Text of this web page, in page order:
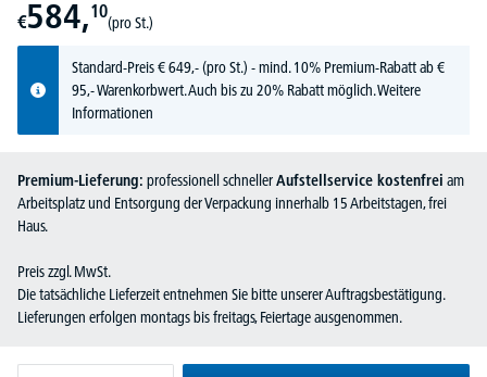
€584,10
(pro St.)
Standard-Preis€649,-(pro St.) - mind. 10% Premium-Rabatt ab €
95,- Warenkorbwert. Auch bis zu 20% Rabatt möglich.Weitere
Informationen
Premium-Lieferung: professionell schnellerAufstellservice kostenfrei am
Arbeitsplatz und Entsorgung der Verpackung innerhalb 15 Arbeitstagen, frei
Haus.
Preis zzgl. MwSt.
Die tatsächliche Lieferzeit entnehmen Sie bitte unserer Auftragsbestätigung.
Lieferungen erfolgen montags bis freitags, Feiertage ausgenommen.